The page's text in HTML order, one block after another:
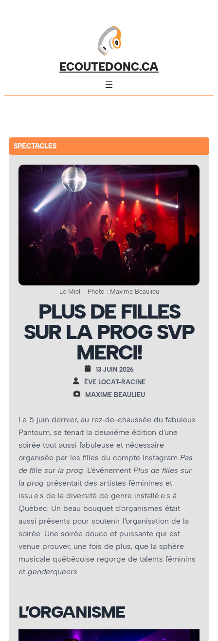
ECOUTEDONC.CA
SPECTACLES
Le Miel – Photo : Maxime Beaulieu
PLUS DE FILLES
SUR LA PROG SVP
MERCI!
13 JUIN 2026
ÈVE LOCAT-RACINE
MAXIME BEAULIEU
Le 5 juin dernier, au rez-de-chaussée du fabuleux
Pantoum, se tenait la deuxième édition d’une
soirée tout aussi fabuleuse et nécessaire
organisée par les filles du compte Instagram Pas
de fille sur la prog. L’événement Plus de filles sur
la prog présentait des artistes féminines et
issu.e.s de la diversité de genre installé.e.s à
Québec. Un beau bouquet d’organismes était
aussi présents pour soutenir l’organisation de la
soirée. Une soirée douce et puissante qui est
venue prouver, une fois de plus, que la sphère
musicale québécoise regorge de talents féminins
et genderqueers.
L’ORGANISME